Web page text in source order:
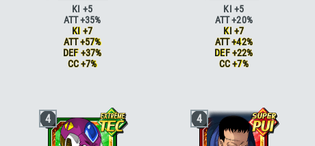
Ambition de conquête
ATT +15%
Ambition de conquêteATT +15% DEF
+15%
Conseils des boules de cristal
KI +5
ATT +35%
KI +7
ATT +57%
DEF +37%
CC +7%
Conseils des boules de cristal
+20%
Conseils des boules de cristal
+20% CC +7%
KI +5
ATT +20%
KI +7
ATT +42%
DEF +22%
CC +7%
4 4